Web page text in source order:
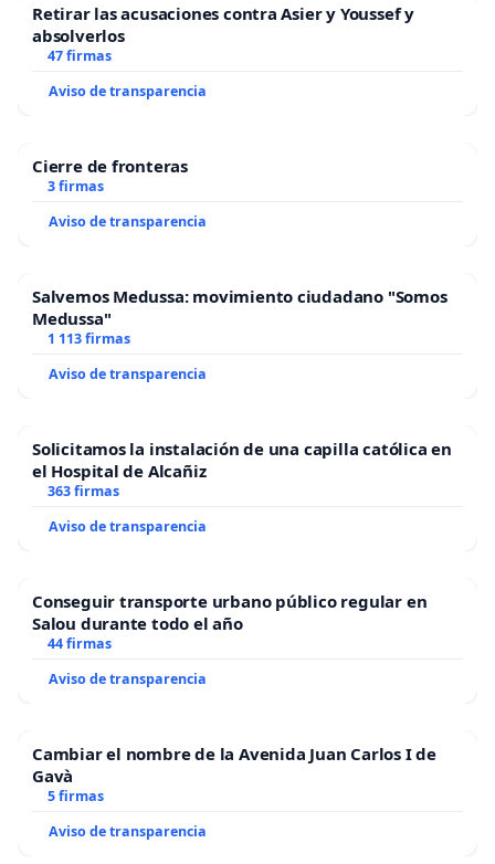
Retirar las acusaciones contra Asier y Youssef y
absolverlos
47 firmas
Aviso de transparencia
Cierre de fronteras
3 firmas
Aviso de transparencia
Salvemos Medussa: movimiento ciudadano "Somos
Medussa"
1 113 firmas
Aviso de transparencia
Solicitamos la instalación de una capilla católica en
el Hospital de Alcañiz
363 firmas
Aviso de transparencia
Conseguir transporte urbano público regular en
Salou durante todo el año
44 firmas
Aviso de transparencia
Cambiar el nombre de la Avenida Juan Carlos I de
Gavà
5 firmas
Aviso de transparencia